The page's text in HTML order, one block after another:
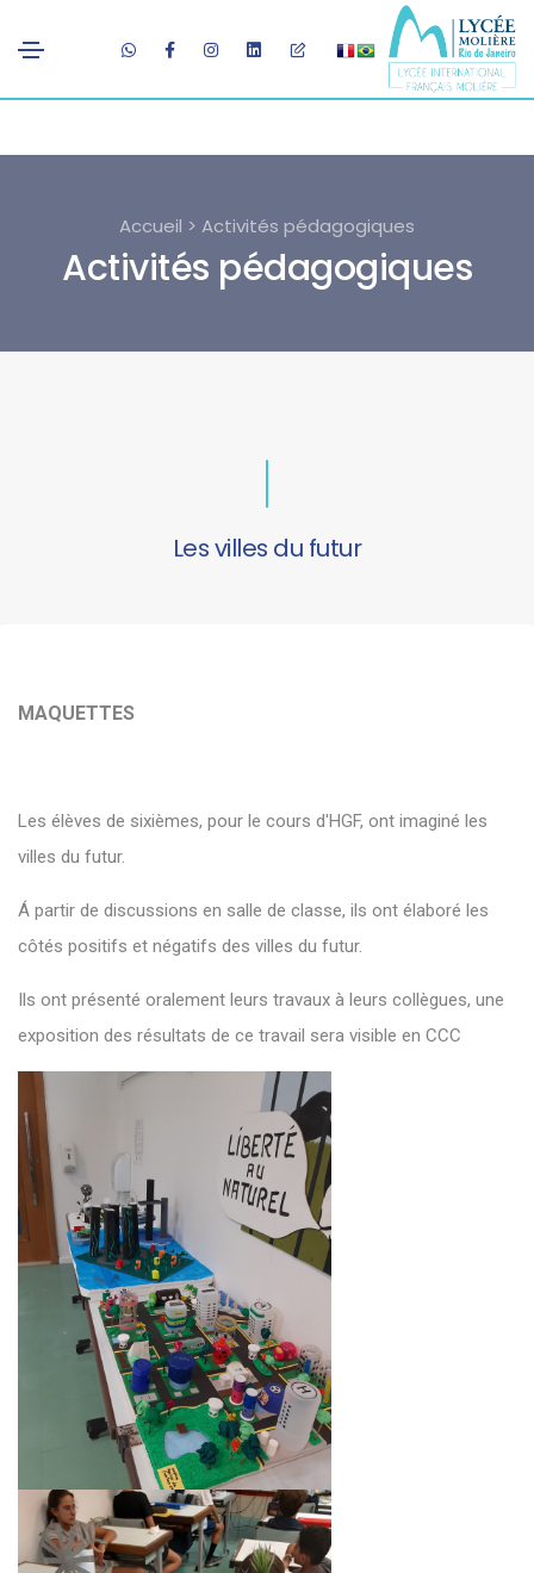
Accueil > Activités pédagogiques
Activités pédagogiques
Les villes du futur
MAQUETTES
Les élèves de sixièmes, pour le cours d'HGF, ont imaginé les
villes du futur.
Á partir de discussions en salle de classe, ils ont élaboré les
côtés positifs et négatifs des villes du futur.
Ils ont présenté oralement leurs travaux à leurs collègues, une
exposition des résultats de ce travail sera visible en CCC